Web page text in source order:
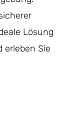
Lösung
erleben Sie